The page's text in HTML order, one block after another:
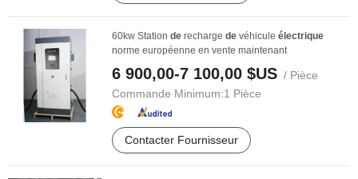
60kw Station de recharge de véhicule électrique
norme européenne en vente maintenant
6 900,00-7 100,00 $US / Pièce
Commande Minimum:1 Pièce
Contacter Fournisseur